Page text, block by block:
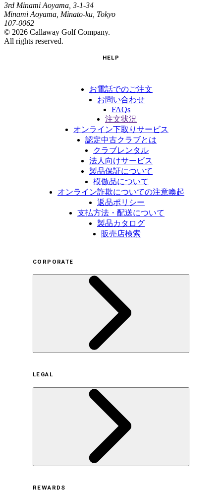
3rd Minami Aoyama, 3-1-34
Minami Aoyama, Minato-ku, Tokyo
107-0062
© 2026 Callaway Golf Company.
All rights reserved.
HELP
お電話でのご注文
お問い合わせ
FAQs
注文状況
オンライン下取りサービス
認定中古クラブとは
クラブレンタル
法人向けサービス
製品保証について
模倣品について
オンライン詐欺についての注意喚起
返品ポリシー
支払方法・配送について
製品カタログ
販売店検索
CORPORATE
サステナビリティの取り組み（日本）
サステナビリティの取り組み（米国/英語）
ヒストリー
採用情報
LEGAL
REWARDS